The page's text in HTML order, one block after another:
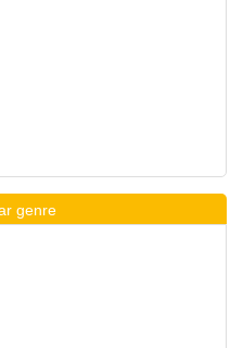
genre